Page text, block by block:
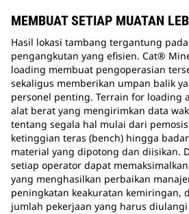
MEMBUAT SETIAP MUATAN
Hasil lokasi tambang tergantung
pengangkutan yang efisien. Cat®
loading membuat pengoperasian
sekaligus memberikan umpan balik
personel penting. Terrain for loading
alat berat yang mengirimkan data
tentang segala hal mulai dari
ketinggian teras (bench) hingga
material yang dipotong dan diisikan.
setiap operator dapat
yang menghasilkan perbaikan
peningkatan keakuratan kemiringan,
jumlah pekerjaan yang harus